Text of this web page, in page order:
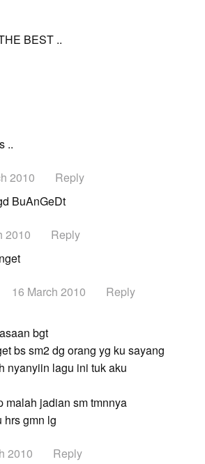
BEST ..
..
2010
Reply
BuAnGeDt
2010
Reply
16 March 2010
Reply
bgt
bs sm2 dg orang yg ku sayang
nyanyiin lagu ini tuk aku
malah jadian sm tmnnya
hrs gmn lg
2010 Reply